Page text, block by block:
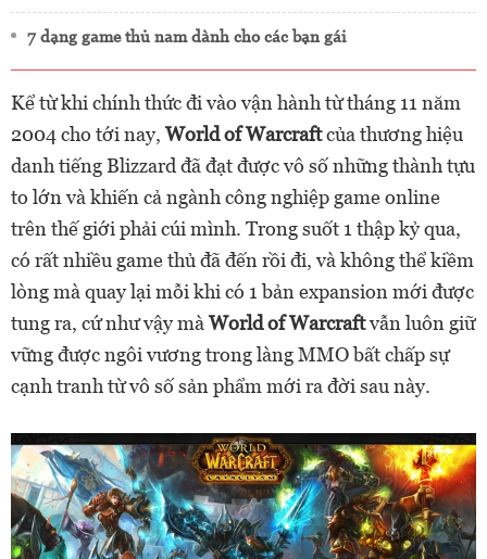
7 dạng game thủ nam dành cho các bạn gái
Kể từ khi chính thức đi vào vận hành từ tháng 11 năm
2004 cho tới nay, World of Warcraftcủa thương hiệu
danh tiếng Blizzard đã đạt được vô số những thành tựu
to lớn và khiến cả ngành công nghiệp game online
trên thế giới phải cúi mình. Trong suốt 1 thập kỷ qua,
có rất nhiều game thủ đã đến rồi đi, và không thể kiềm
lòng mà quay lại mỗi khi có 1 bản expansion mới được
tung ra, cứ như vậy mà World of Warcraftvẫn luôn giữ
vững được ngôi vương trong làng MMO bất chấp sự
cạnh tranh từ vô số sản phẩm mới ra đời sau này.